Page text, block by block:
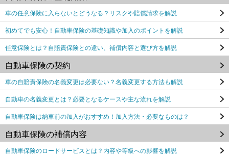
車の任意保険に入らないとどうなる？リスクや賠償請求を解説
初めてでも安心！自動車保険の基礎知識や加入のポイントを解説
任意保険とは？自賠責保険との違い、補償内容と選び方を解説
自動車保険の契約
車の自賠責保険の名義変更は必要ない？名義変更する方法も解説
自動車の名義変更とは？必要となるケースや主な流れを解説
自動車保険は納車前の加入がおすすめ！加入方法・必要なものは？
自動車保険の補償内容
自動車保険のロードサービスとは？内容や等級への影響を解説